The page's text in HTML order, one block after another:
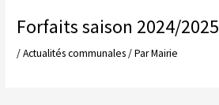
Forfaits saison 2024/2025
/Actualités communales/ ParMairie